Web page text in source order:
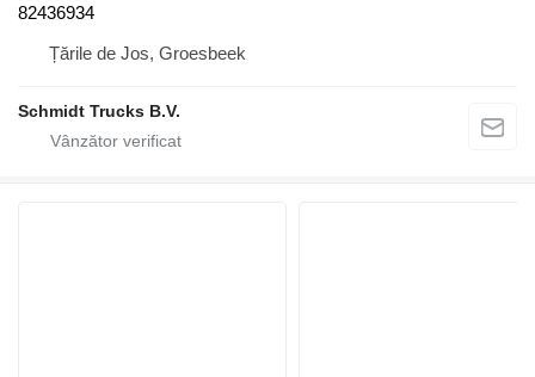
82436934
Țările de Jos, Groesbeek
Schmidt Trucks B.V.